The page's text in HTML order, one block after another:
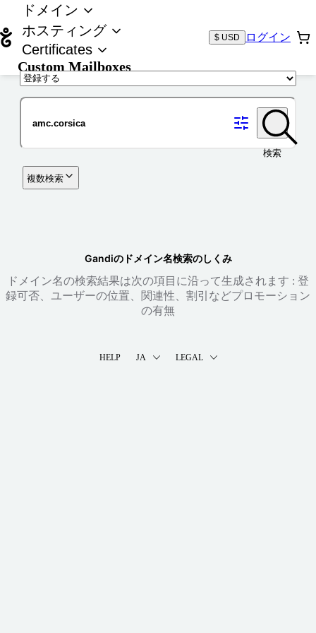
ドメイン
ホスティング
Certificates
Custom Mailboxes
$ USD ログイン
検索
複数検索
Gandiのドメイン名検索のしくみ
ドメイン名の検索結果は次の項目に沿って生成されます : 登
録可否、ユーザーの位置、関連性、割引などプロモーション
の有無
HELP JA LEGAL